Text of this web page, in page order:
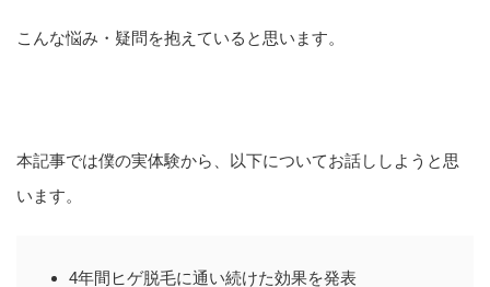
こんな悩み・疑問を抱えていると思います。
本記事では僕の実体験から、以下についてお話ししようと思
います。
4年間ヒゲ脱毛に通い続けた効果を発表